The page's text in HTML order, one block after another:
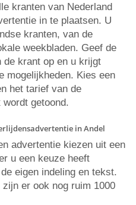
kranten van Nederland
in te plaatsen. U
kranten, van de
weekbladen. Geef de
de krant op en u krijgt
mogelijkheden. Kies een
het tarief van de
getoond.
in Andel
advertentie kiezen uit een
u een keuze heeft
eigen indeling en tekst.
er ook nog ruim 1000